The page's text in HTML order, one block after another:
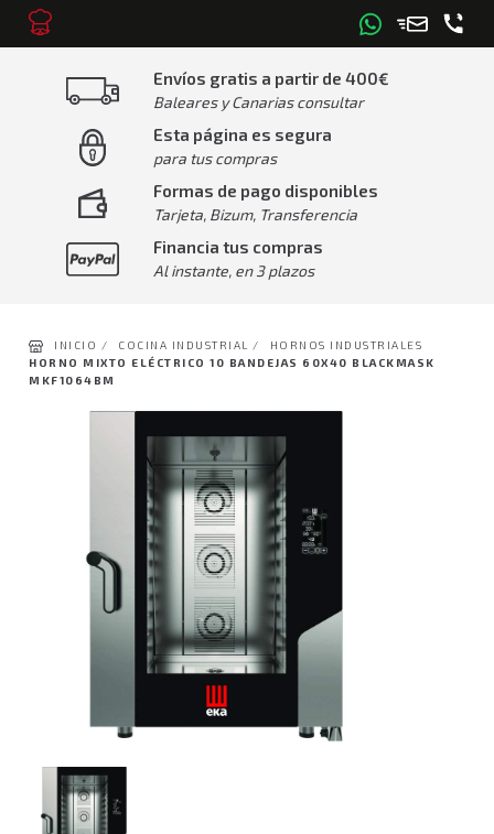
Envíos gratis a partir de 400€
Baleares y Canarias consultar
Esta página es segura
para tus compras
Formas de pago disponibles
Tarjeta, Bizum, Transferencia
Financia tus compras
Al instante, en 3 plazos
INICIO / COCINA INDUSTRIAL /
HORNOS INDUSTRIALES
HORNO MIXTO ELÉCTRICO 10 BANDEJAS 60X40 BLACKMASK
MKF1064BM